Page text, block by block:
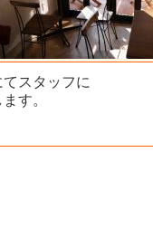
スタッフに
す。